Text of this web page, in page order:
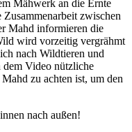
Mähwerk an die Ernte
zwischen
Mahd informieren die
wird vorzeitig vergrähmt
nach Wildtieren und
dem Video nützliche
zu achten ist, um den
nach außen!